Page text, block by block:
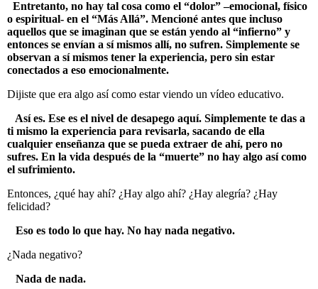
Entretanto, no hay tal cosa como el “dolor” –emocional, físico
o espiritual- en el “Más Allá”. Mencioné antes que incluso
aquellos que se imaginan que se están yendo al “infierno” y
entonces se envían a sí mismos allí, no sufren. Simplemente se
observan a sí mismos tener la experiencia, pero sin estar
conectados a eso emocionalmente.
Dijiste que era algo así como estar viendo un vídeo educativo.
Así es. Ese es el nivel de desapego aquí. Simplemente te das a
ti mismo la experiencia para revisarla, sacando de ella
cualquier enseñanza que se pueda extraer de ahí, pero no
sufres. En la vida después de la “muerte” no hay algo así como
el sufrimiento.
Entonces, ¿qué hay ahí? ¿Hay algo ahí? ¿Hay alegría? ¿Hay
felicidad?
Eso es todo lo que hay. No hay nada negativo.
¿Nada negativo?
Nada de nada.